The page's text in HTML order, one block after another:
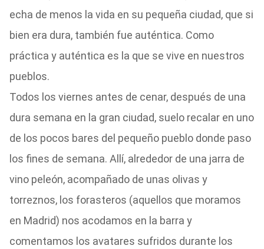
echa de menos la vida en su pequeña ciudad, que si
bien era dura, también fue auténtica. Como
práctica y auténtica es la que se vive en nuestros
pueblos.
Todos los viernes antes de cenar, después de una
dura semana en la gran ciudad, suelo recalar en uno
de los pocos bares del pequeño pueblo donde paso
los fines de semana. Allí, alrededor de una jarra de
vino peleón, acompañado de unas olivas y
torreznos, los forasteros (aquellos que moramos
en Madrid) nos acodamos en la barra y
comentamos los avatares sufridos durante los